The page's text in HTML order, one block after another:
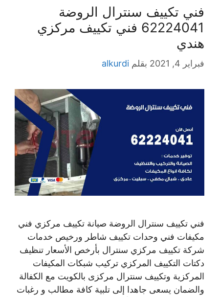
فني تكييف سنترال الروضة
62224041 فني تكييف مركزي
هندي
فبراير 4, 2021 بقلم alkurdi
فني تكييف سنترال الروضة صيانة تكييف مركزي فني
مكيفات فني وحدات تكييف شاطر ورخيص خدمات
شركة تكييف مركزي سنترال بأرخص الأسعار تنظيف
دكتات التكييف المركزي تركيب شبكات المكيفات
المركزية وتكييف سنترال مركزى بالكويت مع الكفالة
والضمان يسعى جاهدا إلى تلبية كافة مطالب و رغبات